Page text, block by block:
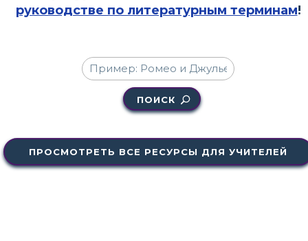
руководстве по литературным терминам!
ПОИСК
ПРОСМОТРЕТЬ ВСЕ РЕСУРСЫ ДЛЯ УЧИТЕЛЕЙ